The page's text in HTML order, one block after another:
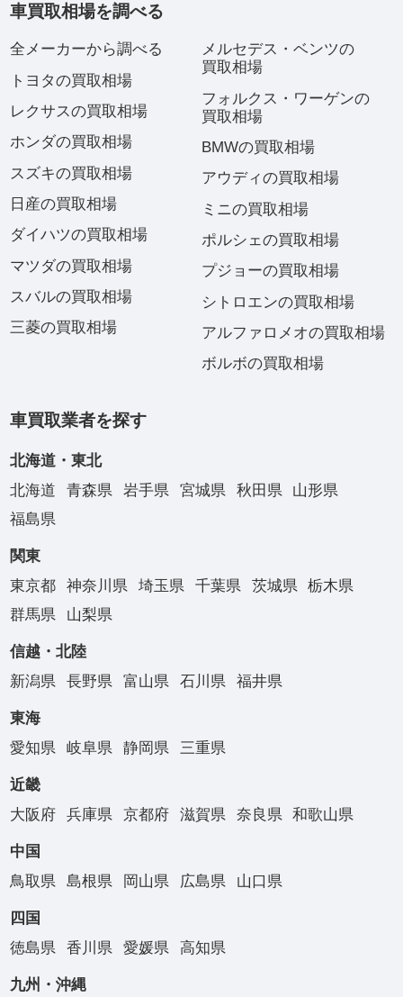
車買取相場を調べる
全メーカーから調べる
トヨタの買取相場
レクサスの買取相場
ホンダの買取相場
スズキの買取相場
日産の買取相場
ダイハツの買取相場
マツダの買取相場
スバルの買取相場
三菱の買取相場
メルセデス・ベンツの
買取相場
フォルクス・ワーゲンの
買取相場
BMWの買取相場
アウディの買取相場
ミニの買取相場
ポルシェの買取相場
プジョーの買取相場
シトロエンの買取相場
アルファロメオの買取相場
ボルボの買取相場
車買取業者を探す
北海道・東北
北海道
青森県 岩手県 宮城県 秋田県
山形県
福島県
関東
東京都
神奈川県 埼玉県 千葉県 茨城県
栃木県
群馬県
山梨県
信越・北陸
新潟県
長野県 富山県 石川県 福井県
東海
愛知県
岐阜県 静岡県 三重県
近畿
大阪府
兵庫県 京都府 滋賀県 奈良県 和歌山県
中国
鳥取県
島根県 岡山県 広島県 山口県
四国
徳島県
香川県 愛媛県 高知県
九州・沖縄